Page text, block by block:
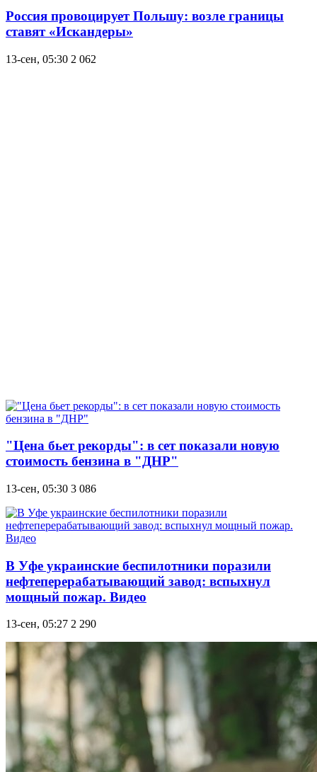
Россия провоцирует Польшу: возле границы
ставят «Искандеры»
13-сен, 05:30 2 062
"Цена бьет рекорды": в сет показали новую
стоимость бензина в "ДНР"
13-сен, 05:30 3 086
В Уфе украинские беспилотники поразили
нефтеперерабатывающий завод: вспыхнул
мощный пожар. Видео
13-сен, 05:27 2 290